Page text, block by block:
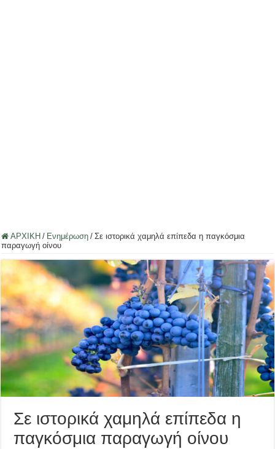
ΑΡΧΙΚΗ / Ενημέρωση / Σε ιστορικά χαμηλά επίπεδα η παγκόσμια
παραγωγή οίνου
Σε ιστορικά χαμηλά επίπεδα η
παγκόσμια παραγωγή οίνου